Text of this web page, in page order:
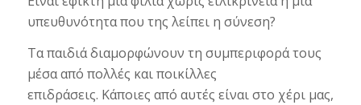
υπευθυνότητα που της λείπει η σύνεση?
Τα παιδιά διαμορφώνουν τη συμπεριφορά τους
μέσα από πολλές και ποικίλλες
επιδράσεις. Κάποιες από αυτές είναι στο χέρι μας,